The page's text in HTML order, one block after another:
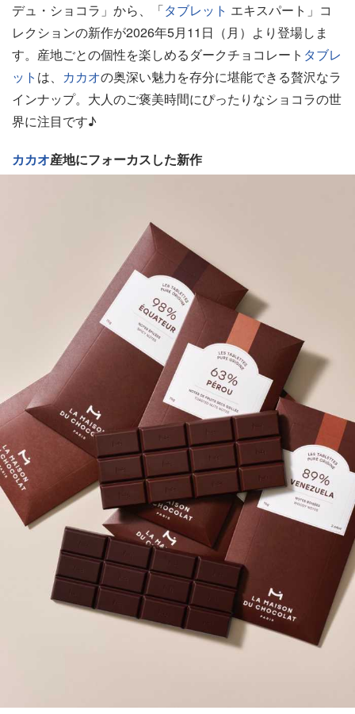
デュ・ショコラ」から、「タブレット エキスパート」コ
レクションの新作が2026年5月11日（月）より登場しま
す。産地ごとの個性を楽しめるダークチョコレート タブレ
ット は、 カカオの奥深い魅力を存分に堪能できる贅沢なラ
インナップ。大人のご褒美時間にぴったりなショコラの世
界に注目です♪
カカオ産地にフォーカスした新作